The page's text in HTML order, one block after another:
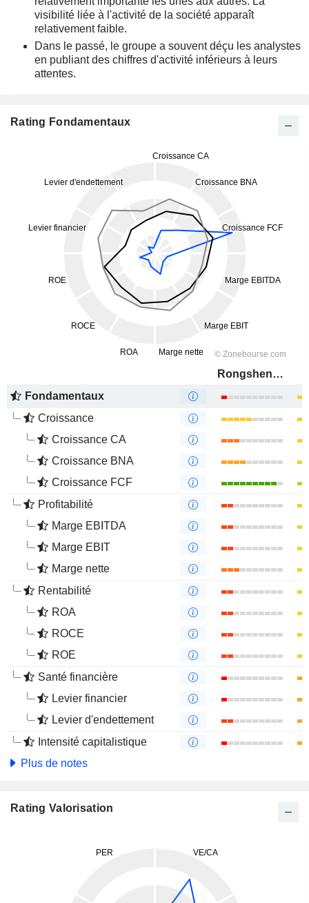
visibilité liée à l'activité de la société apparaît
relativement faible.
Dans le passé, le groupe a souvent déçu les analystes
en publiant des chiffres d'activité inférieurs à leurs
attentes.
Rating Fondamentaux
Rongsheng Petrochemical Co., Ltd.
Fondamentaux
Croissance
Croissance CA
Croissance BNA
Croissance FCF
Profitabilité
Marge EBITDA
Marge EBIT
Marge nette
Rentabilité
ROA
ROCE
ROE
Santé financière
Levier financier
Levier d'endettement
Intensité capitalistique
Plus de notes
Rating Valorisation